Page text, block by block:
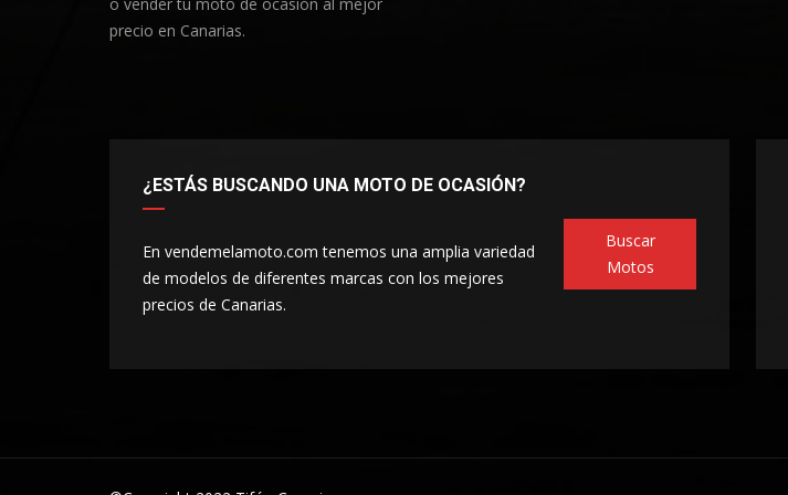
precio en Canarias.
¿ESTÁS BUSCANDO UNA MOTO DE OCASIÓN?
En vendemelamoto.com tenemos una amplia variedad
de modelos de diferentes marcas con los mejores
precios de Canarias.
Buscar
Motos